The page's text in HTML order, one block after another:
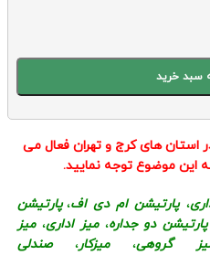
سبد خرید
های کرج و تهران فعال می
این موضوع توجه نمایید.
،پارتیشن ام دی اف،پارتیشن
پارتیشن دو جداره،میز اداری،میز
گروهی،میزکار،صندلی